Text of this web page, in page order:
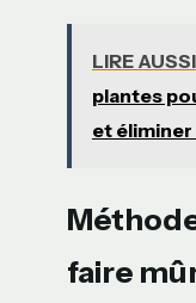
LIRE AUSSI
plantes
et éliminer
faire